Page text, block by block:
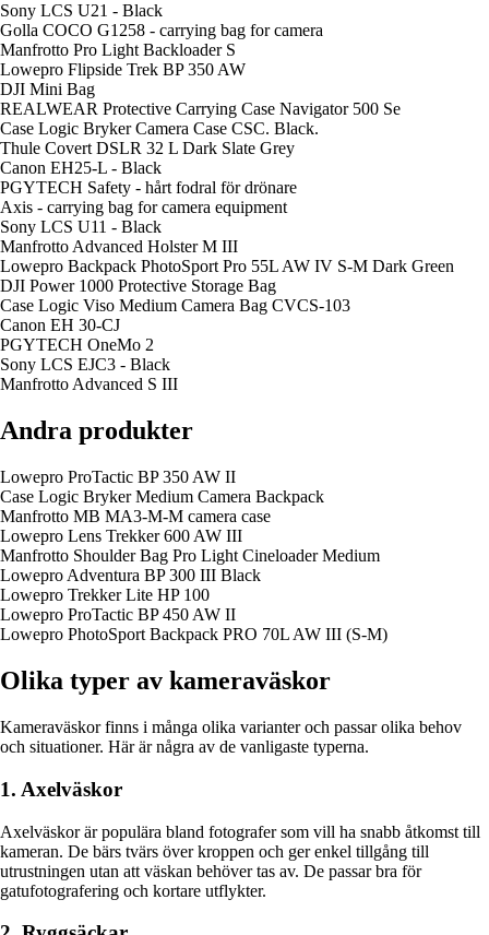
Sony LCS U21 - Black
Golla COCO G1258 - carrying bag for camera
Manfrotto Pro Light Backloader S
Lowepro Flipside Trek BP 350 AW
DJI Mini Bag
REALWEAR Protective Carrying Case Navigator 500 Se
Case Logic Bryker Camera Case CSC. Black.
Thule Covert DSLR 32 L Dark Slate Grey
Canon EH25-L - Black
PGYTECH Safety - hårt fodral för drönare
Axis - carrying bag for camera equipment
Sony LCS U11 - Black
Manfrotto Advanced Holster M III
Lowepro Backpack PhotoSport Pro 55L AW IV S-M Dark Green
DJI Power 1000 Protective Storage Bag
Case Logic Viso Medium Camera Bag CVCS-103
Canon EH 30-CJ
PGYTECH OneMo 2
Sony LCS EJC3 - Black
Manfrotto Advanced S III
Andra produkter
Lowepro ProTactic BP 350 AW II
Case Logic Bryker Medium Camera Backpack
Manfrotto MB MA3-M-M camera case
Lowepro Lens Trekker 600 AW III
Manfrotto Shoulder Bag Pro Light Cineloader Medium
Lowepro Adventura BP 300 III Black
Lowepro Trekker Lite HP 100
Lowepro ProTactic BP 450 AW II
Lowepro PhotoSport Backpack PRO 70L AW III (S-M)
Olika typer av kameraväskor
Kameraväskor finns i många olika varianter och passar olika behov
och situationer. Här är några av de vanligaste typerna.
1. Axelväskor
Axelväskor är populära bland fotografer som vill ha snabb åtkomst till
kameran. De bärs tvärs över kroppen och ger enkel tillgång till
utrustningen utan att väskan behöver tas av. De passar bra för
gatufotografering och kortare utflykter.